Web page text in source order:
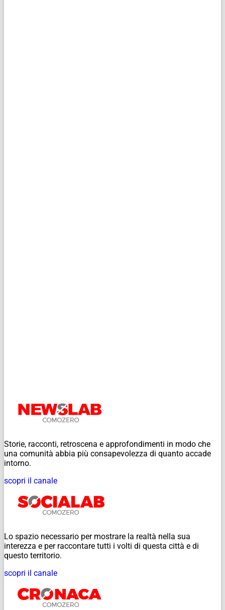
Storie, racconti, retroscena e approfondimenti in modo che
una comunità abbia più consapevolezza di quanto accade
intorno.
scopri il canale
Lo spazio necessario per mostrare la realtà nella sua
interezza e per raccontare tutti i volti di questa città e di
questo territorio.
scopri il canale